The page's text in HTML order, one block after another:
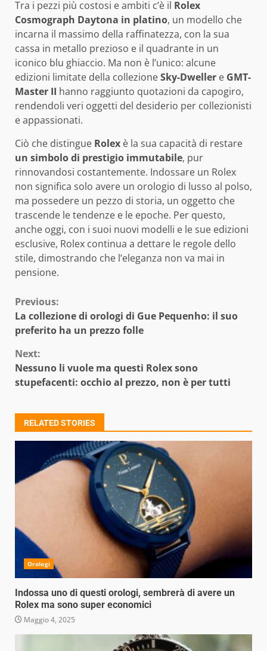
Tra i pezzi più costosi e ambiti c’è il Rolex
Cosmograph Daytona in platino, un modello che
incarna il massimo della raffinatezza, con la sua
cassa in metallo prezioso e il quadrante in un
iconico blu ghiaccio. Ma non è l’unico: alcune
edizioni limitate della collezioneSky-Dweller e GMT-
Master II hanno raggiunto quotazioni da capogiro,
rendendoli veri oggetti del desiderio per collezionisti
e appassionati.
Ciò che distingue Rolex è la sua capacità di restare
un simbolo di prestigio immutabile, pur
rinnovandosi costantemente. Indossare un Rolex
non significa solo avere un orologio di lusso al polso,
ma possedere un pezzo di storia, un oggetto che
trascende le tendenze e le epoche. Per questo,
anche oggi, con i suoi nuovi modelli e le sue edizioni
esclusive, Rolex continua a dettare le regole dello
stile, dimostrando che l’eleganza non va mai in
pensione.
Continue
Reading
Previous:
La collezione di orologi di Gue Pequenho: il suo
preferito ha un prezzo folle
Next:
Nessuno li vuole ma questi Rolex sono
stupefacenti: occhio al prezzo, non è per tutti
RELATED STORIES
Orologi
Indossa uno di questi orologi, sembrerà di avere un
Rolex ma sono super economici
Maggio 4, 2025